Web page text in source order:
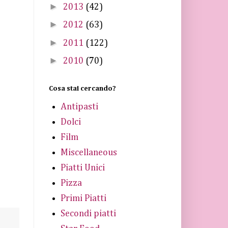
► 2013 (42)
► 2012 (63)
► 2011 (122)
► 2010 (70)
Cosa stai cercando?
Antipasti
Dolci
Film
Miscellaneous
Piatti Unici
Pizza
Primi Piatti
Secondi piatti